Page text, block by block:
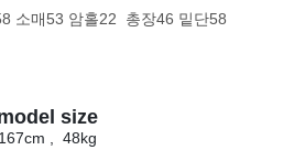
소매53 암홀22 총장46 밑단58
size
167cm , 48kg